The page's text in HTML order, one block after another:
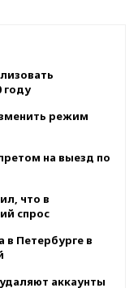
году
режим
на выезд по
что в
спрос
в Петербурге в
аккаунты